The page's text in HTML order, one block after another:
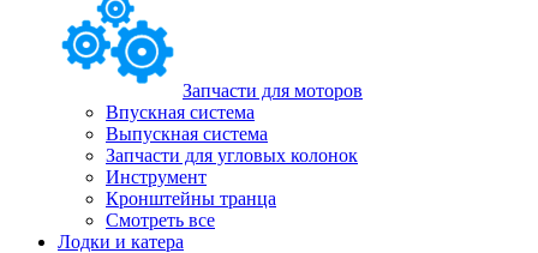
Запчасти для моторов
Впускная система
Выпускная система
Запчасти для угловых колонок
Инструмент
Кронштейны транца
Смотреть все
Лодки и катера